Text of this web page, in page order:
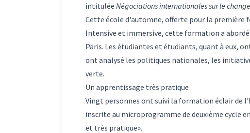
intitulée Négociations internationales sur le
Cette école d'automne, offerte pour la première
Intensive et immersive, cette formation a
Paris. Les étudiantes et étudiants, quant à eux,
ont analysé les politiques nationales, les
verte.
Un apprentissage très pratique
Vingt personnes ont suivi la formation éclair de
inscrite au microprogramme de deuxième cycle
et très pratique».